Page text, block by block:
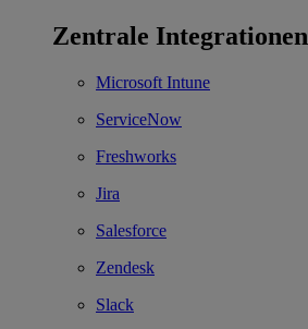
Zentrale Integrationen
Microsoft Intune
ServiceNow
Freshworks
Jira
Salesforce
Zendesk
Slack